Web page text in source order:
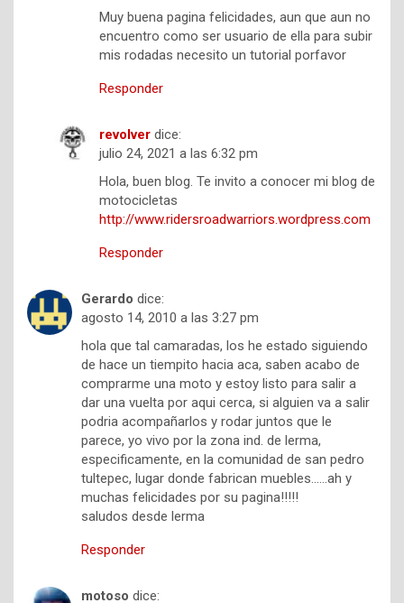
Muy buena pagina felicidades, aun que aun no
encuentro como ser usuario de ella para subir
mis rodadas necesito un tutorial porfavor
Responder
revolver dice:
julio 24, 2021 a las 6:32 pm
Hola, buen blog. Te invito a conocer mi blog de
motocicletas
http://www.ridersroadwarriors.wordpress.com
Responder
Gerardo dice:
agosto 14, 2010 a las 3:27 pm
hola que tal camaradas, los he estado siguiendo
de hace un tiempito hacia aca, saben acabo de
comprarme una moto y estoy listo para salir a
dar una vuelta por aqui cerca, si alguien va a salir
podria acompañarlos y rodar juntos que le
parece, yo vivo por la zona ind. de lerma,
especificamente, en la comunidad de san pedro
tultepec, lugar donde fabrican muebles……ah y
muchas felicidades por su pagina!!!!!
saludos desde lerma
Responder
motoso dice: